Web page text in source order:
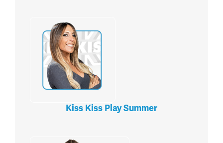
Kiss Kiss Play Summer